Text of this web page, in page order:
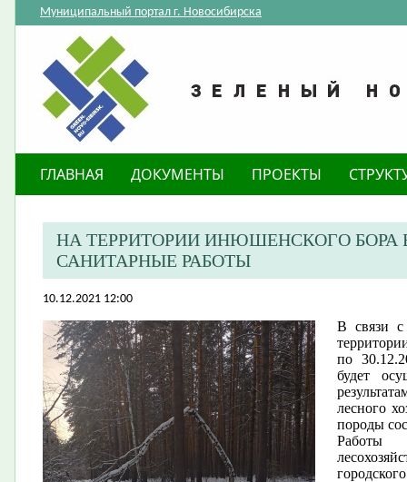
Муниципальный портал г. Новосибирска
ГЛАВНАЯ ДОКУМЕНТЫ ПРОЕКТЫ
НА ТЕРРИТОРИИ ИНЮШЕНСКОГО БОРА
САНИТАРНЫЕ РАБОТЫ
10.12.2021 12:00
В связи с
по
будет
лесного
породы
Работы